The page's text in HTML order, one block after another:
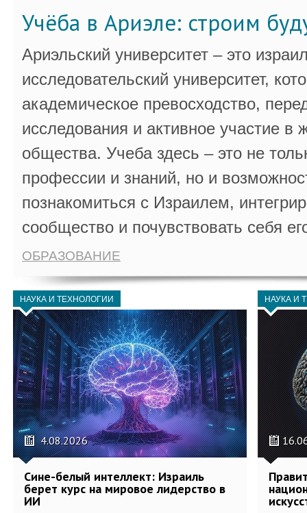
Учёба в Ариэле: строим
Ариэльский университет – это
исследовательский университет,
академическое превосходство,
исследования и активное участие в
общества. Учеба здесь – это не
профессии и знаний, но и
познакомиться с Израилем,
сообщество и почувствовать себя
ОБРАЗОВАНИЕ
НАУКА И ТЕХНОЛОГИИ
4.08.2026
Сине-белый интеллект: Израиль
берет курс на мировое лидерство в
ИИ
НАУКА И